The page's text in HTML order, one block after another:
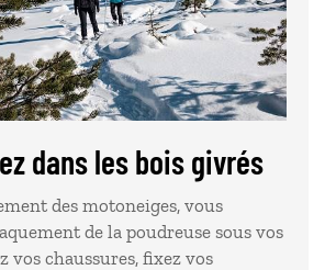
dans les bois givrés
des motoneiges, vous
de la poudreuse sous vos
vos chaussures, fixez vos